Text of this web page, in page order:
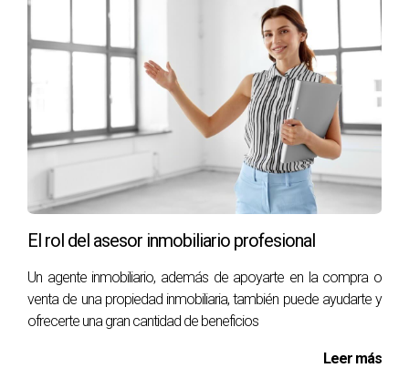
El rol del asesor inmobiliario profesional
Un agente inmobiliario, además de apoyarte en la compra o
venta de una propiedad inmobiliaria, también puede ayudarte y
ofrecerte una gran cantidad de beneficios
Leer más